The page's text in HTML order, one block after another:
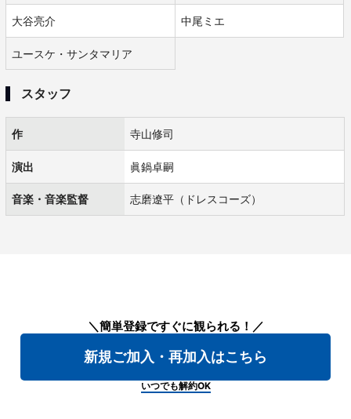
大谷亮介 中尾ミエ
ユースケ・サンタマリア
スタッフ
作 寺山修司
演出 眞鍋卓嗣
音楽・音楽監督 志磨遼平（ドレスコーズ）
＼簡単登録ですぐに観られる！／
新規ご加入・再加入はこちら
いつでも解約OK